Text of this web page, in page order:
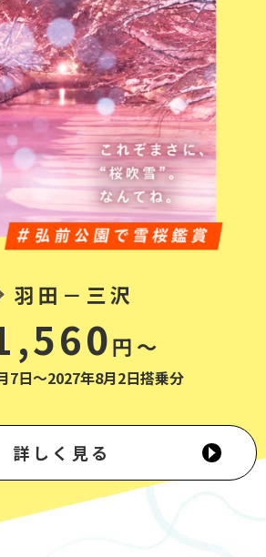
羽田－三沢
円～
7日～2027年8月2日搭乗分
詳しく見る